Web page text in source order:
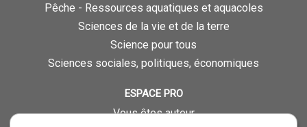
Pêche - Ressources aquatiques et aquacoles
Sciences de la vie et de la terre
Science pour tous
Sciences sociales, politiques, économiques
ESPACE PRO
Vous êtes auteur